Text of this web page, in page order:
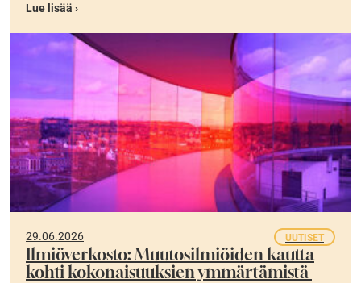
Lue lisää ›
29.06.2026 UUTISET
Ilmiöverkosto: Muutosilmiöiden kautta
kohti kokonaisuuksien ymmärtämistä